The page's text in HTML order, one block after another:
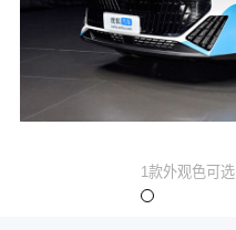
1款外观色可选